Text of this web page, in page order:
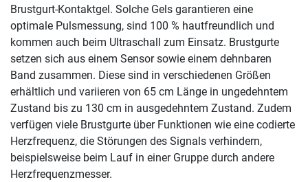
Brustgurt-Kontaktgel. Solche Gels garantieren eine
optimale Pulsmessung, sind 100 % hautfreundlich und
kommen auch beim Ultraschall zum Einsatz. Brustgurte
setzen sich aus einem Sensor sowie einem dehnbaren
Band zusammen. Diese sind in verschiedenen Größen
erhältlich und variieren von 65 cm Länge in ungedehntem
Zustand bis zu 130 cm in ausgedehntem Zustand. Zudem
verfügen viele Brustgurte über Funktionen wie eine codierte
Herzfrequenz, die Störungen des Signals verhindern,
beispielsweise beim Lauf in einer Gruppe durch andere
Herzfrequenzmesser.